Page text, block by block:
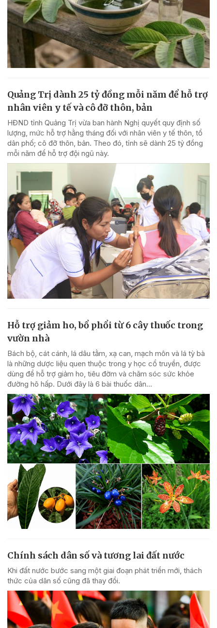
Quảng Trị dành 25 tỷ đồng mỗi năm để hỗ trợ
nhân viên y tế và cô đỡ thôn, bản
HĐND tỉnh Quảng Trị vừa ban hành Nghị quyết quy định số
lượng, mức hỗ trợ hằng tháng đối với nhân viên y tế thôn, tổ
dân phố; cô đỡ thôn, bản. Theo đó, tỉnh sẽ dành 25 tỷ đồng
mỗi năm để hỗ trợ đội ngũ này.
Hỗ trợ giảm ho, bổ phổi từ 6 cây thuốc trong
vườn nhà
Bách bộ, cát cánh, lá dâu tằm, xạ can, mạch môn và lá tỳ bà
là những dược liệu quen thuộc trong y học cổ truyền, được
dùng để hỗ trợ giảm ho, tiêu đờm và chăm sóc sức khỏe
đường hô hấp. Dưới đây là 6 bài thuốc dân...
Chính sách dân số và tương lai đất nước
Khi đất nước bước sang một giai đoạn phát triển mới, thách
thức của dân số cũng đã thay đổi.